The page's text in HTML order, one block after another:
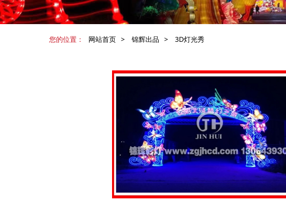
您的位置： 网站首页 > 锦辉出品 > 3D灯光秀